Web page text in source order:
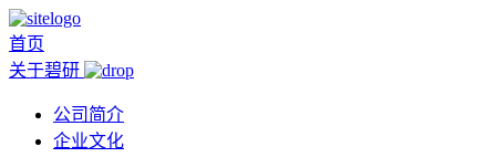
首页
关于碧研
公司简介
企业文化